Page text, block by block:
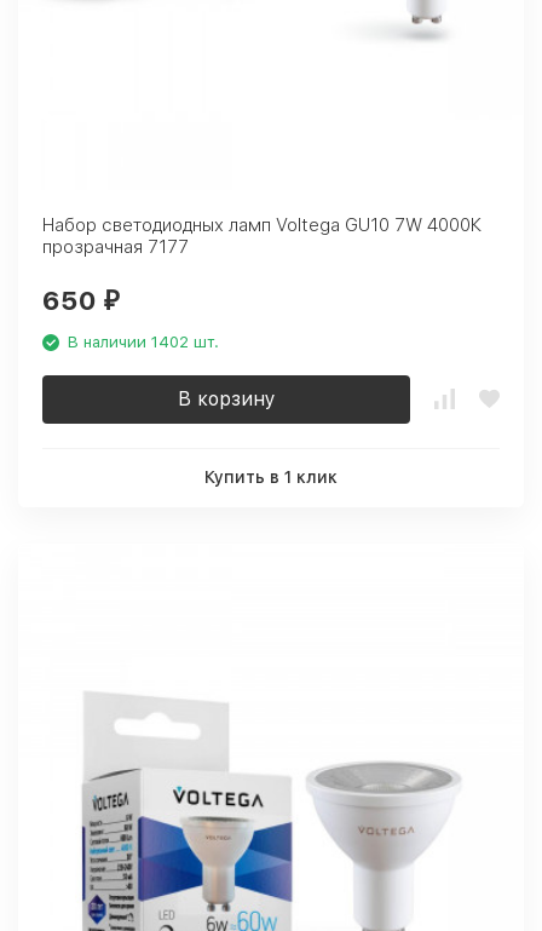
Набор светодиодных ламп Voltega GU10 7W 4000К
прозрачная 7177
650 ₽
В наличии 1402 шт.
В корзину
Купить в 1 клик